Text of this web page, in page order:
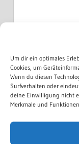
Um dir ein optimales
Cookies, um
Wenn du diesen
Surfverhalten oder
deine Einwilligung nicht
Merkmale und
KATEGORIEN
1. Orchester
Allgemein